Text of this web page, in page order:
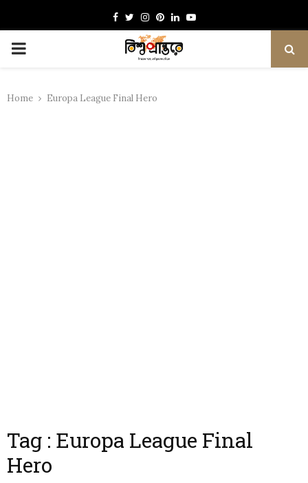
Facebook
TwitterInstagram
Pinterest
LinkedinYoutube
PRIMARY
Home Europa League Final Hero
Tag : Europa League Final
Hero